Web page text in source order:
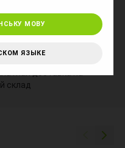
склад
МОВУ
ЯЗЫКЕ